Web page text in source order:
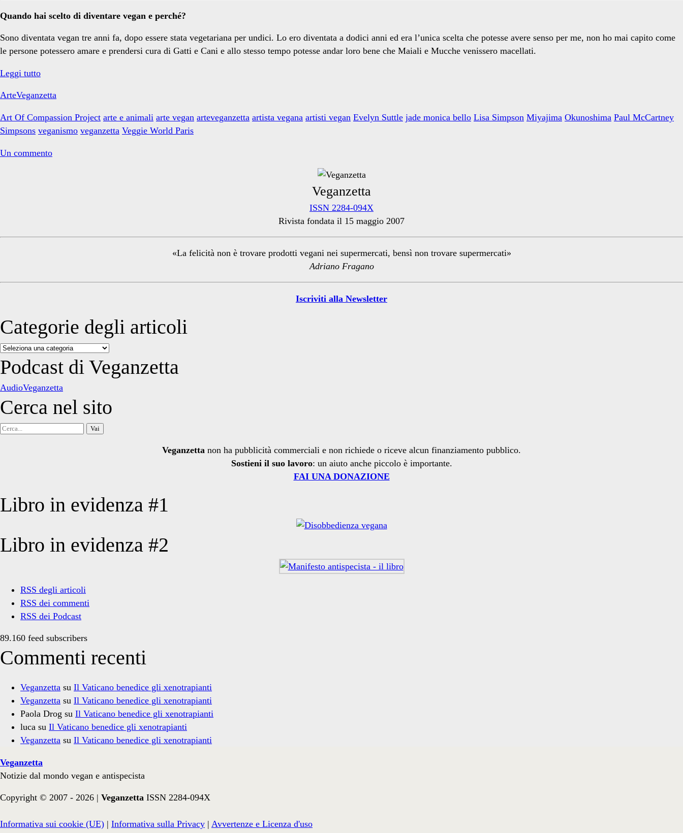
Quando hai scelto di diventare vegan e perché?
Sono diventata vegan tre anni fa, dopo essere stata vegetariana per undici. Lo ero diventata a dodici anni ed era l’unica scelta che potesse avere senso per me, non ho mai capito come
le persone potessero amare e prendersi cura di Gatti e Cani e allo stesso tempo potesse andar loro bene che Maiali e Mucche venissero macellati.
Leggi tuttoEvelyn
ArteVeganzetta
Art Of Compassion Project arte e animali arte vegan arteveganzetta artista vegana artisti vegan Evelyn Suttle jade monica bello Lisa Simpson Miyajima Okunoshima Paul McCartney
Simpsons veganismo veganzetta Veggie World Paris
Un commento
Sidebar
Veganzetta
ISSN 2284-094X
Rivista fondata il 15 maggio 2007
«La felicità non è trovare prodotti vegani nei supermercati, bensì non trovare supermercati»
Adriano Fragano
Iscriviti alla Newsletter
Categorie degli articoli
Categorie
degli
articoli
Podcast di Veganzetta
AudioVeganzetta
Cerca nel sito
Cerca
Veganzetta non ha pubblicità commerciali e non richiede o riceve alcun finanziamento pubblico.
Sostieni il suo lavoro: un aiuto anche piccolo è importante.
FAI UNA DONAZIONE
Libro in evidenza #1
Libro in evidenza #2
RSS degli articoli
RSS dei commenti
RSS dei Podcast
89.160 feed subscribers
Commenti recenti
Veganzetta su Il Vaticano benedice gli xenotrapianti
Veganzetta su Il Vaticano benedice gli xenotrapianti
Paola Drog su Il Vaticano benedice gli xenotrapianti
luca su Il Vaticano benedice gli xenotrapianti
Veganzetta su Il Vaticano benedice gli xenotrapianti
Veganzetta
Notizie dal mondo vegan e antispecista
Copyright © 2007 - 2026 | Veganzetta ISSN 2284-094X
Informativa sui cookie (UE) | Informativa sulla Privacy | Avvertenze e Licenza d'uso